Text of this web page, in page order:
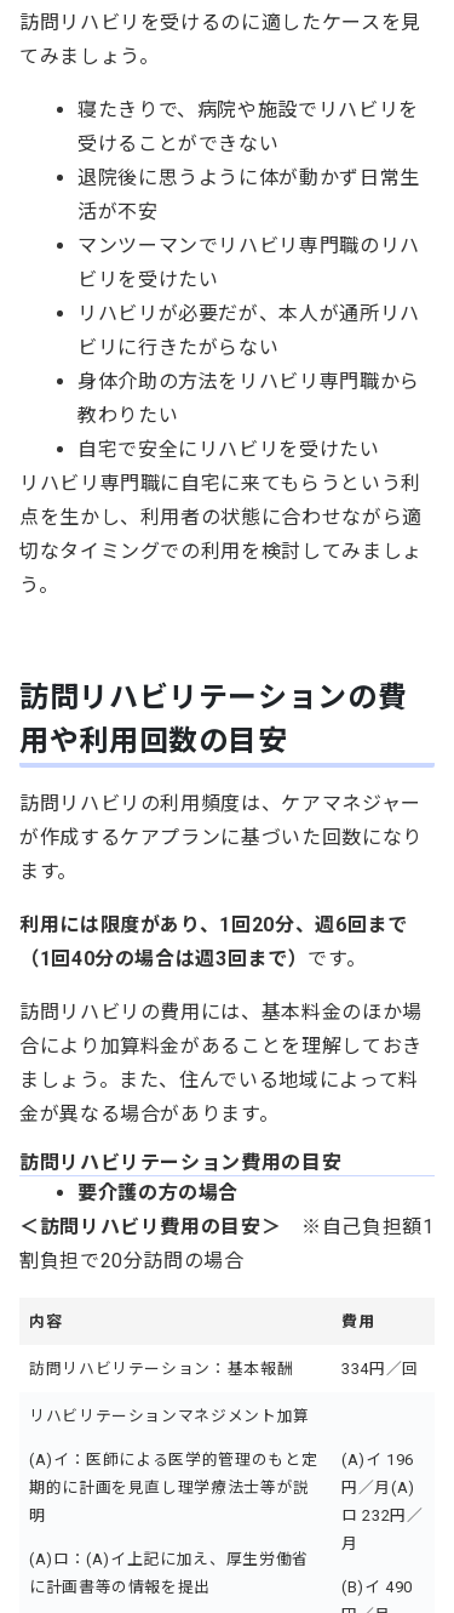
訪問リハビリを受けるのに適したケースを見
てみましょう。
寝たきりで、病院や施設でリハビリを
受けることができない
退院後に思うように体が動かず日常生
活が不安
マンツーマンでリハビリ専門職のリハ
ビリを受けたい
リハビリが必要だが、本人が通所リハ
ビリに行きたがらない
身体介助の方法をリハビリ専門職から
教わりたい
自宅で安全にリハビリを受けたい
リハビリ専門職に自宅に来てもらうという利
点を生かし、利用者の状態に合わせながら適
切なタイミングでの利用を検討してみましょ
う。
訪問リハビリテーションの費
用や利用回数の目安
訪問リハビリの利用頻度は、ケアマネジャー
が作成するケアプランに基づいた回数になり
ます。
利用には限度があり、1回20分、週6回まで
（1回40分の場合は週3回まで） です。
訪問リハビリの費用には、基本料金のほか場
合により加算料金があることを理解しておき
ましょう。また、住んでいる地域によって料
金が異なる場合があります。
訪問リハビリテーション費用の目安
要介護の方の場合
＜訪問リハビリ費用の目安＞
※自己負担額1
割負担で20分訪問の場合
内容 費用
訪問リハビリテーション：基本報酬 334円／回
リハビリテーションマネジメント加算
(A)イ： 医師による医学的管理のもと定
期的に計画を見直し理学療法士等が説
明
(A)ロ：(A)イ 上記に加え、厚生労働省
に計画書等の情報を提出
(A)イ 196
円／月 (A)
ロ 232円／
月
(B)イ 490